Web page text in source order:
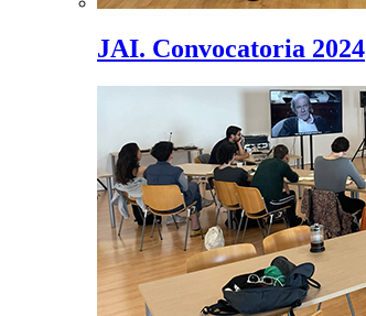
JAI. Convocatoria 2024